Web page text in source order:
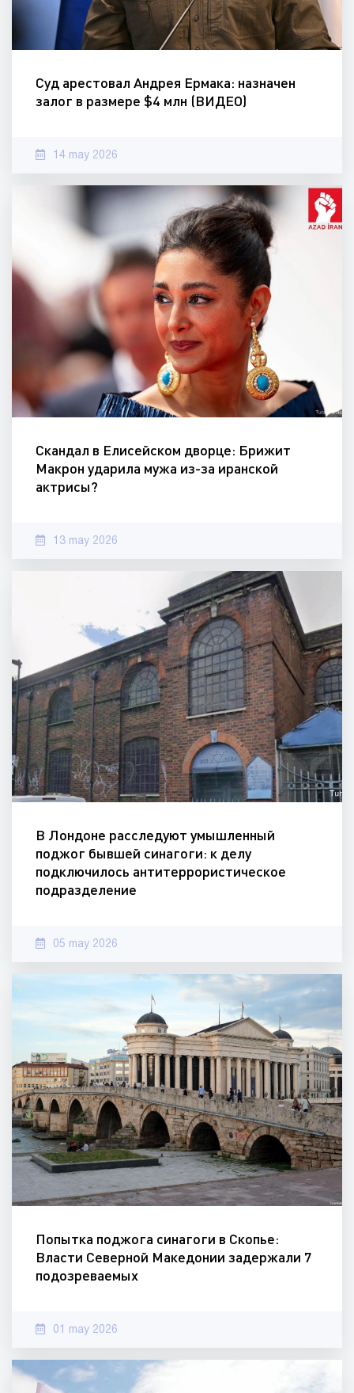
Суд арестовал Андрея Ермака: назначен
залог в размере $4 млн (ВИДЕО)
14 may 2026
Скандал в Елисейском дворце: Брижит
Макрон ударила мужа из-за иранской
актрисы?
13 may 2026
В Лондоне расследуют умышленный
поджог бывшей синагоги: к делу
подключилось антитеррористическое
подразделение
05 may 2026
Попытка поджога синагоги в Скопье:
Власти Северной Македонии задержали 7
подозреваемых
01 may 2026